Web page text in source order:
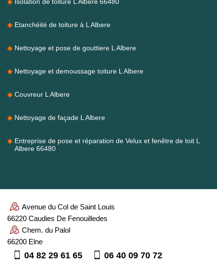
Etanchéité de toiture à L Albere
Nettoyage et pose de gouttiere L Albere
Nettoyage et demoussage toiture L Albere
Couvreur L Albere
Nettoyage de façade L Albere
Entreprise de pose et réparation de Velux et fenêtre de toit L
Albere 66480
Avenue du Col de Saint Louis
66220 Caudies De Fenouilledes
Chem. du Palol
66200 Elne
04 82 29 61 65 06 40 09 70 72